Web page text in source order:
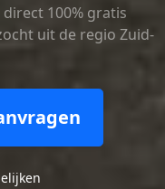
100% gratis
uit de regio Zuid-